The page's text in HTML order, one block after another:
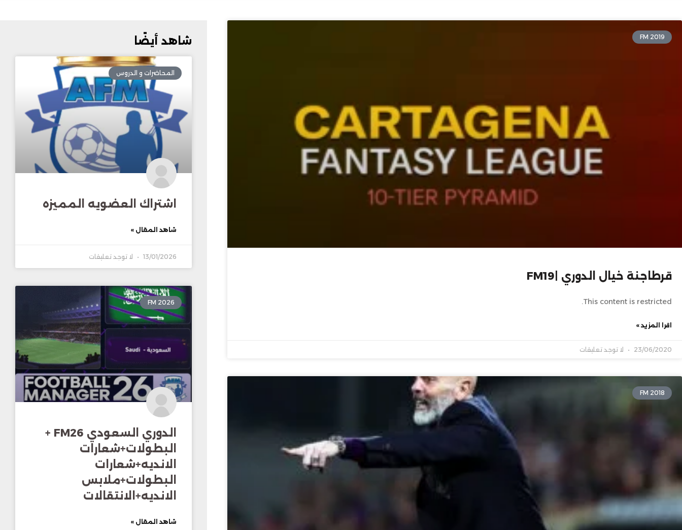
FM 2019
قرطاجنة خيال الدوري |FM19
This content is restricted.
اقرا المزيد »
23/06/2020 لا توجد تعليقات
FM 2018
شاهد أيضًا
المحاضرات و الدروس
اشتراك العضويه المميزه
شاهد المقال »
13/01/2026 لا توجد تعليقات
FM 2026
الدوري السعودي FM26 +
البطولات+شعارات
الانديه+شعارات
البطولات+ملابس
الانديه+الانتقالات
شاهد المقال »